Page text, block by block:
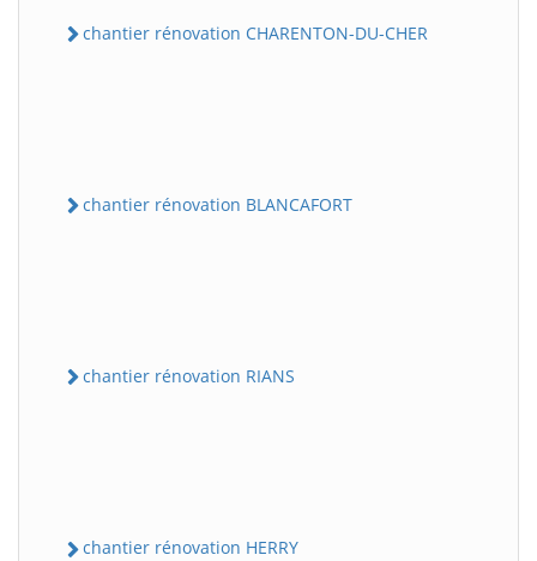
chantier rénovation CHARENTON-DU-CHER
chantier rénovation BLANCAFORT
chantier rénovation RIANS
chantier rénovation HERRY